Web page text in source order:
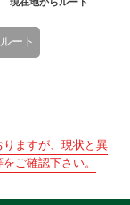
ート
ますが、現状と異
ご確認下さい。